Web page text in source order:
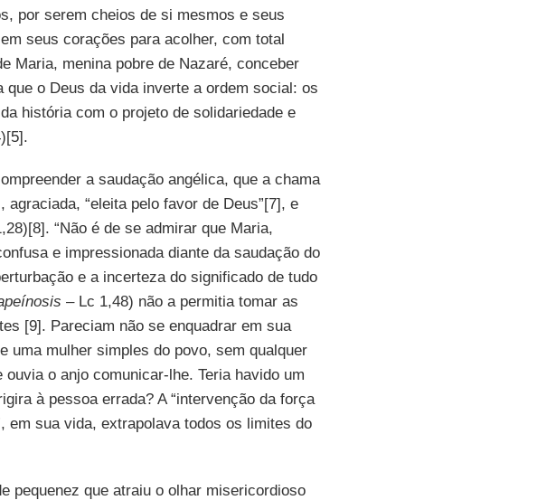
por serem cheios de si mesmos e seus
seus corações para acolher, com total
Maria, menina pobre de Nazaré, conceber
o Deus da vida inverte a ordem social: os
história com o projeto de solidariedade e
a saudação angélica, que a chama
agraciada, “eleita pelo favor de Deus”[7], e
“Não é de se admirar que Maria,
e impressionada diante da saudação do
e a incerteza do significado de tudo
– Lc 1,48) não a permitia tomar as
[9]. Pareciam não se enquadrar em sua
uma mulher simples do povo, sem qualquer
o anjo comunicar-lhe. Teria havido um
à pessoa errada? A “intervenção da força
em sua vida, extrapolava todos os limites do
pequenez que atraiu o olhar misericordioso